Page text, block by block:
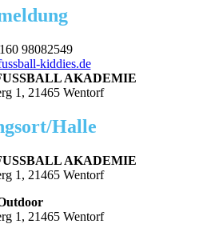
98082549
kiddies.de
AKADEMIE
1, 21465 Wentorf
Halle
AKADEMIE
1, 21465 Wentorf
1, 21465 Wentorf